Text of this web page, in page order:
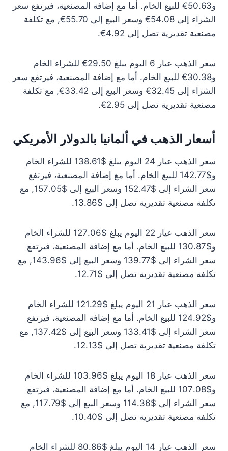
و50.63€ للبيع الخام. أما مع إضافة المصنعية، فيرتفع سعر
الشراء إلى 54.08€ وسعر البيع إلى 55.70€, مع تكلفة
مصنعية تقديرية تصل إلى 4.92€.
سعر الذهب عيار 6 اليوم يبلغ 29.50€ للشراء الخام
و30.38€ للبيع الخام. أما مع إضافة المصنعية، فيرتفع سعر
الشراء إلى 32.45€ وسعر البيع إلى 33.42€, مع تكلفة
مصنعية تقديرية تصل إلى 2.95€.
أسعار الذهب في ألمانيا بالدولار الأمريكي
سعر الذهب عيار 24 اليوم يبلغ $138.61 للشراء الخام
و$142.77 للبيع الخام. أما مع إضافة المصنعية، فيرتفع
سعر الشراء إلى $152.47 وسعر البيع إلى $157.05, مع
تكلفة مصنعية تقديرية تصل إلى $13.86.
سعر الذهب عيار 22 اليوم يبلغ $127.06 للشراء الخام
و$130.87 للبيع الخام. أما مع إضافة المصنعية، فيرتفع
سعر الشراء إلى $139.77 وسعر البيع إلى $143.96, مع
تكلفة مصنعية تقديرية تصل إلى $12.71.
سعر الذهب عيار 21 اليوم يبلغ $121.29 للشراء الخام
و$124.92 للبيع الخام. أما مع إضافة المصنعية، فيرتفع
سعر الشراء إلى $133.41 وسعر البيع إلى $137.42, مع
تكلفة مصنعية تقديرية تصل إلى $12.13.
سعر الذهب عيار 18 اليوم يبلغ $103.96 للشراء الخام
و$107.08 للبيع الخام. أما مع إضافة المصنعية، فيرتفع
سعر الشراء إلى $114.36 وسعر البيع إلى $117.79, مع
تكلفة مصنعية تقديرية تصل إلى $10.40.
سعر الذهب عيار 14 اليوم يبلغ $80.86 للشراء الخام